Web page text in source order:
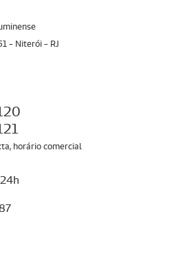
- Niterói - RJ
horário comercial